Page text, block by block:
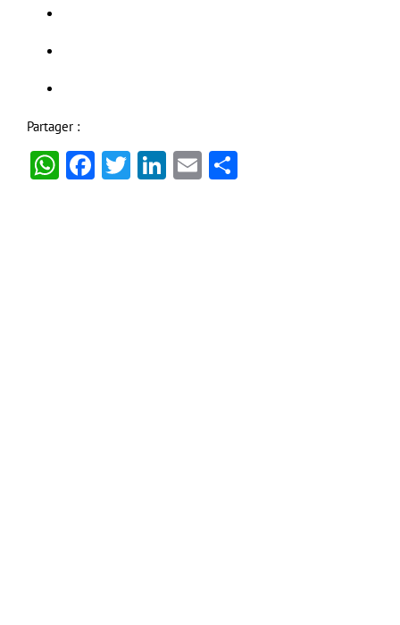
Partager :
WhatsApp
Facebook
Twitter
LinkedIn
Email